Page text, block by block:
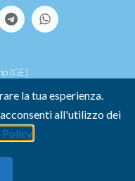
(GE)
Credits
PRIVACY POLICY
la tua esperienza.
all'utilizzo dei
Policy